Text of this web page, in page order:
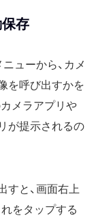
存
ューから、カメ
を呼び出すかを
メラアプリや
が提示されるの
すと、画面右上
をタップする